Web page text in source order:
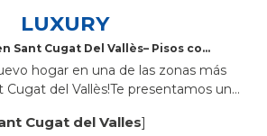
LUXURY
Sant Cugat Del Vallès– Pisos con
hogar en una de las zonas más
Cugat del Vallès!Te presentamos una
Rius i Taulet...
Cugat del Valles]